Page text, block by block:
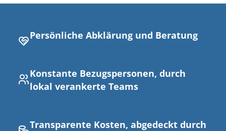
Persönliche Abklärung und Beratung
Konstante Bezugspersonen, durch
lokal verankerte Teams
Transparente Kosten, abgedeckt durch